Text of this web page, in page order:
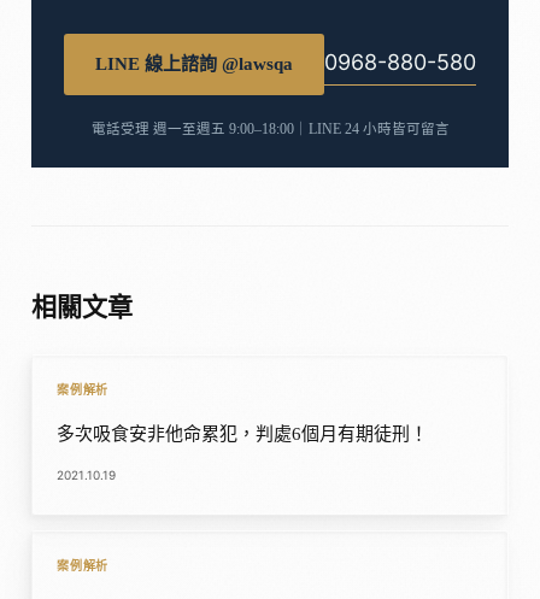
LINE 線上諮詢 @lawsqa 0968-880-580
電話受理 週一至週五 9:00–18:00｜LINE 24 小時皆可留言
相關文章
案例解析
多次吸食安非他命累犯，判處6個月有期徒刑！
2021.10.19
案例解析